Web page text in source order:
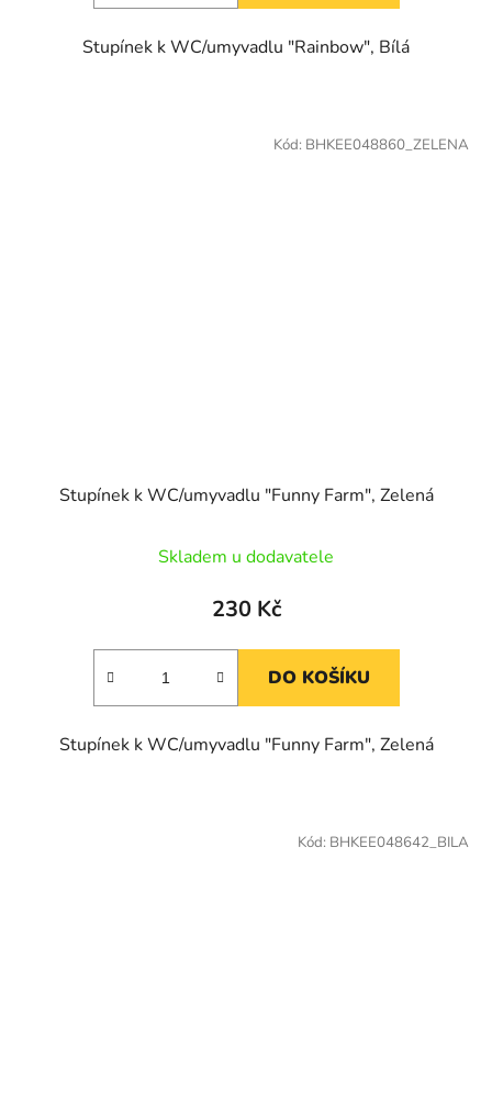
Stupínek k WC/umyvadlu "Rainbow", Bílá
Stupínek k WC/umyvadlu "Funny Farm", Zelená
Skladem u dodavatele
230 Kč
DO KOŠÍKU
Stupínek k WC/umyvadlu "Funny Farm", Zelená
Kód: BHKEE048860_ZELENA
Kód: BHKEE048642_BILA